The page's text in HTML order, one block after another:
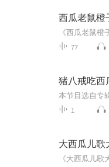
西瓜老鼠橙
77
猪八戒吃西
1
大西瓜儿歌